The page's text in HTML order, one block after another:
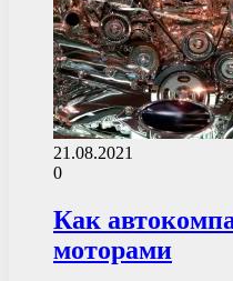
21.08.2021
0
Как
моторами